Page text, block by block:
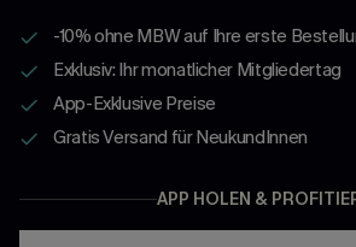
-10% ohne MBW auf Ihre erste
Exklusiv: Ihr monatlicher Mitgliedertag
App-Exklusive Preise
Gratis Versand für NeukundInnen
APP HOLEN &